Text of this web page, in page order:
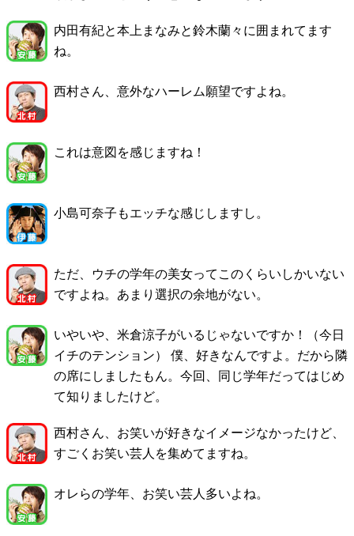
内田有紀と本上まなみと鈴木蘭々に囲まれてます
ね。
西村さん、意外なハーレム願望ですよね。
これは意図を感じますね！
小島可奈子もエッチな感じしますし。
ただ、ウチの学年の美女ってこのくらいしかいない
ですよね。あまり選択の余地がない。
いやいや、米倉涼子がいるじゃないですか！（今日
イチのテンション） 僕、好きなんですよ。だから隣
の席にしましたもん。今回、同じ学年だってはじめ
て知りましたけど。
西村さん、お笑いが好きなイメージなかったけど、
すごくお笑い芸人を集めてますね。
オレらの学年、お笑い芸人多いよね。